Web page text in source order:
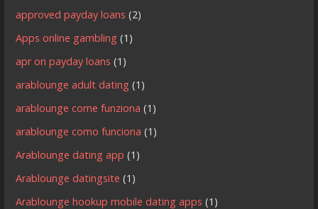
approved payday loans (2)
Apps online gambling (1)
apr on payday loans (1)
arablounge adult dating (1)
arablounge come funziona (1)
arablounge como funciona (1)
Arablounge dating app (1)
Arablounge datingsite (1)
Arablounge hookup mobile dating apps (1)